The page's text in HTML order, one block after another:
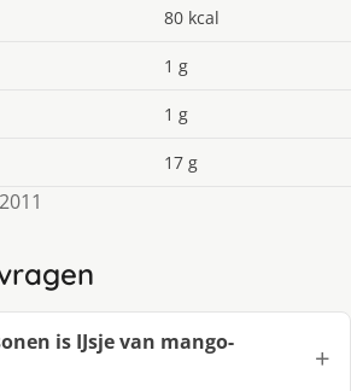
80 kcal
1 g
1 g
17 g
is IJsje van mango-